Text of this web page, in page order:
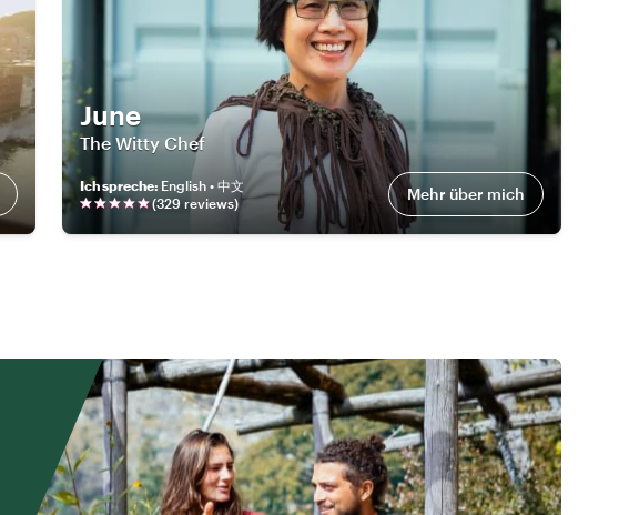
June
The Witty Chef
Ich spreche: English • 中文
(329 reviews) Mehr über mich